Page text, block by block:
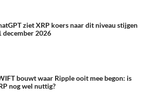
ziet XRP koers naar dit niveau stijgen
december 2026
bouwt waar Ripple ooit mee begon: is
nog wel nuttig?